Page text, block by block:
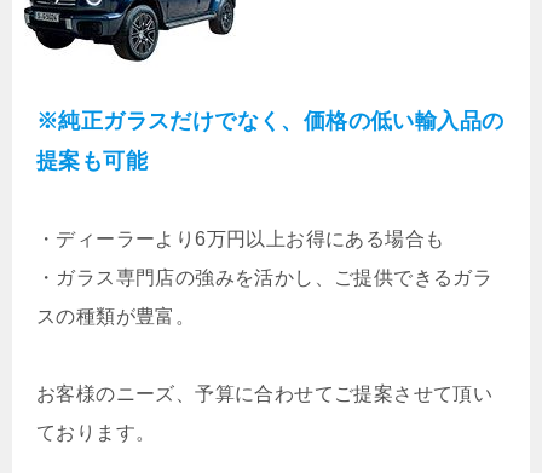
※純正ガラスだけでなく、価格の低い輸入品の
提案も可能
・ ディーラーより6万円以上お得にある場合も
・ ガラス専門店の強みを活かし、ご提供できるガラ
スの種類が豊富。
お客様のニーズ、予算に合わせてご提案させて頂い
ております。